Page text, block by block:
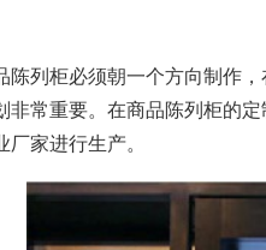
陈列柜必须朝一个方向制作
非常重要。在商品陈列柜的
厂家进行生产。